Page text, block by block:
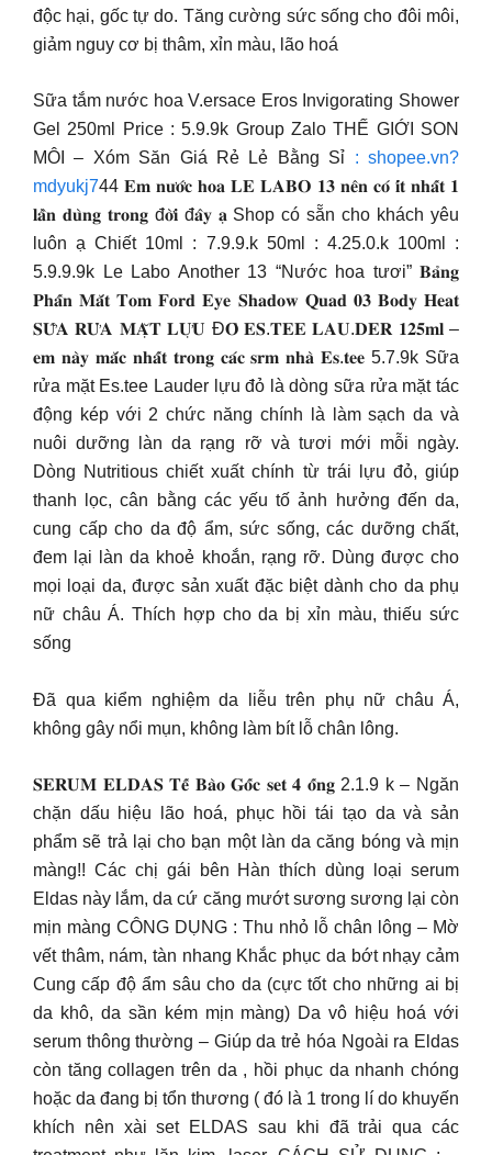
độc hại, gốc tự do. Tăng cường sức sống cho đôi môi,
giảm nguy cơ bị thâm, xỉn màu, lão hoá
Sữa tắm nước hoa V.ersace Eros Invigorating Shower
Gel 250ml Price : 5.9.9k Group Zalo THẾ GIỚI SON
MÔI – Xóm Săn Giá Rẻ Lẻ Bằng Sỉ : shopee.vn?
mdyukj744 𝐄𝐦 𝐧𝐮̛𝐨̛́𝐜 𝐡𝐨𝐚 𝐋𝐄 𝐋𝐀𝐁𝐎 𝟏𝟑 𝐧𝐞̂𝐧 𝐜𝐨́ 𝐢́𝐭 𝐧𝐡𝐚̂́𝐭 𝟏
𝐥𝐚̂̀𝐧 𝐝𝐮̀𝐧𝐠 𝐭𝐫𝐨𝐧𝐠 đ𝐨̛̀𝐢 đ𝐚̂𝐲 𝐚̣ Shop có sẵn cho khách yêu
luôn ạ Chiết 10ml : 7.9.9.k 50ml : 4.25.0.k 100ml :
5.9.9.9k Le Labo Another 13 “Nước hoa tươi” 𝐁𝐚̉𝐧𝐠
𝐏𝐡𝐚̂́𝐧 𝐌𝐚̆́𝐭 𝐓𝐨𝐦 𝐅𝐨𝐫𝐝 𝐄𝐲𝐞 𝐒𝐡𝐚𝐝𝐨𝐰 𝐐𝐮𝐚𝐝 𝟎𝟑 𝐁𝐨𝐝𝐲 𝐇𝐞𝐚𝐭
𝐒𝐔̛̃𝐀 𝐑𝐔̛̉𝐀 𝐌𝐀̣̆𝐓 𝐋𝐔̛̣𝐔 Đ𝐎̉ 𝐄𝐒.𝐓𝐄𝐄 𝐋𝐀𝐔.𝐃𝐄𝐑 𝟏𝟐𝟓𝐦𝐥 –
𝐞𝐦 𝐧𝐚̀𝐲 𝐦𝐚̆́𝐜 𝐧𝐡𝐚̂́𝐭 𝐭𝐫𝐨𝐧𝐠 𝐜𝐚́𝐜 𝐬𝐫𝐦 𝐧𝐡𝐚̀ 𝐄𝐬.𝐭𝐞𝐞 5.7.9k Sữa
rửa mặt Es.tee Lauder lựu đỏ là dòng sữa rửa mặt tác
động kép với 2 chức năng chính là làm sạch da và
nuôi dưỡng làn da rạng rỡ và tươi mới mỗi ngày.
Dòng Nutritious chiết xuất chính từ trái lựu đỏ, giúp
thanh lọc, cân bằng các yếu tố ảnh hưởng đến da,
cung cấp cho da độ ẩm, sức sống, các dưỡng chất,
đem lại làn da khoẻ khoắn, rạng rỡ. Dùng được cho
mọi loại da, được sản xuất đặc biệt dành cho da phụ
nữ châu Á. Thích hợp cho da bị xỉn màu, thiếu sức
sống
Đã qua kiểm nghiệm da liễu trên phụ nữ châu Á,
không gây nổi mụn, không làm bít lỗ chân lông.
𝐒𝐄𝐑𝐔𝐌 𝐄𝐋𝐃𝐀𝐒 𝐓𝐞̂́ 𝐁𝐚̀𝐨 𝐆𝐨̂́𝐜 𝐬𝐞𝐭 𝟒 𝐨̂́𝐧𝐠 2.1.9 k – Ngăn
chặn dấu hiệu lão hoá, phục hồi tái tạo da và sản
phẩm sẽ trả lại cho bạn một làn da căng bóng và mịn
màng!! Các chị gái bên Hàn thích dùng loại serum
Eldas này lắm, da cứ căng mướt sương sương lại còn
mịn màng CÔNG DỤNG : Thu nhỏ lỗ chân lông – Mờ
vết thâm, nám, tàn nhang Khắc phục da bớt nhạy cảm
Cung cấp độ ẩm sâu cho da (cực tốt cho những ai bị
da khô, da sần kém mịn màng) Da vô hiệu hoá với
serum thông thường – Giúp da trẻ hóa Ngoài ra Eldas
còn tăng collagen trên da , hồi phục da nhanh chóng
hoặc da đang bị tổn thương ( đó là 1 trong lí do khuyến
khích nên xài set ELDAS sau khi đã trải qua các